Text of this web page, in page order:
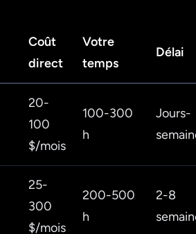
Coût
direct
Votre
temps
Délai
20-
100
$/mois
100-300
h
Jours-
25-
300
$/mois
200-500
h
2-8